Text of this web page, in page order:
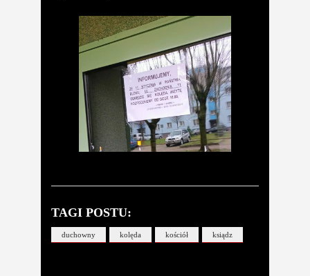
TAGI POSTU:
duchowny kolęda kościół ksiądz